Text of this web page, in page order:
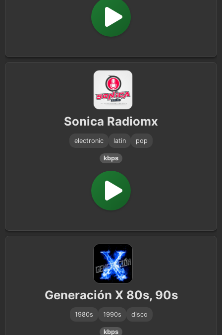
Sonica Radiomx
electronic latin pop
kbps
Generación X 80s, 90s
1980s 1990s disco
kbps